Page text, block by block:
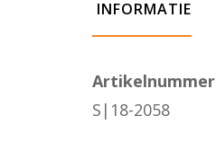
INFORMATIE
Artikelnummer
S|18-2058